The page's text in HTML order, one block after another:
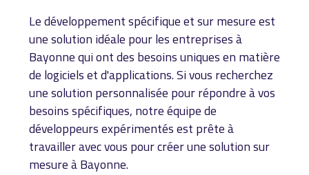
Le développement spécifique et sur mesure est
une solution idéale pour les entreprises à
Bayonne qui ont des besoins uniques en matière
de logiciels et d'applications. Si vous recherchez
une solution personnalisée pour répondre à vos
besoins spécifiques, notre équipe de
développeurs expérimentés est prête à
travailler avec vous pour créer une solution sur
mesure à Bayonne.